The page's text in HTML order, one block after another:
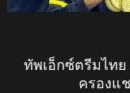
ทัพเอ็กซ์ตรีมไทย
ครองแ